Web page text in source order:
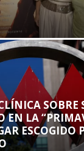
EN LA
ESCOGIDO